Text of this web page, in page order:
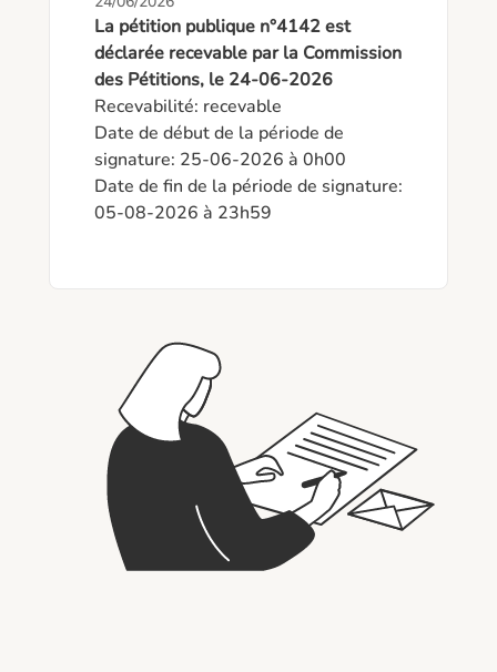
La pétition publique n°4142 est
déclarée recevable par la Commission
des Pétitions, le 24-06-2026
Recevabilité: recevable
Date de début de la période de
signature: 25-06-2026 à 0h00
Date de fin de la période de signature:
05-08-2026 à 23h59